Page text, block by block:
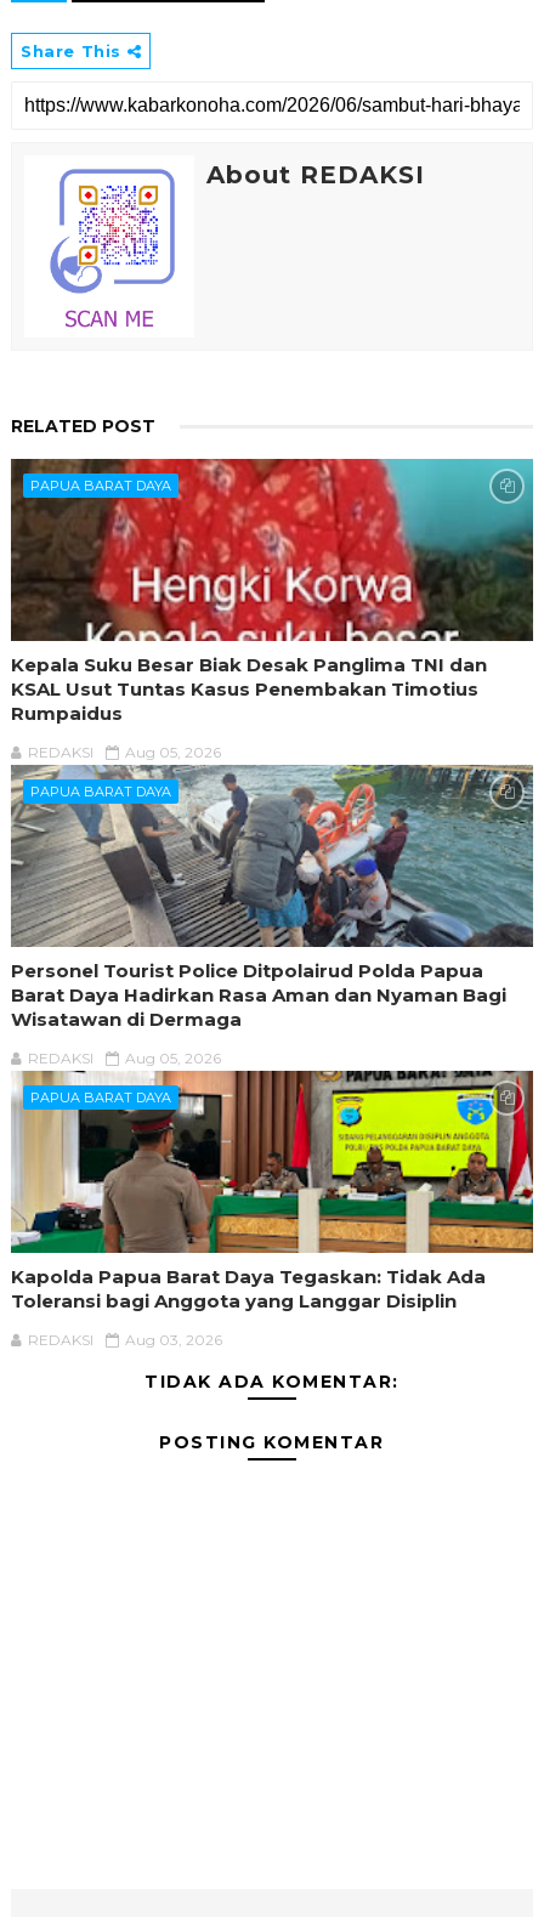
Share This
About REDAKSI
RELATED POST
PAPUA BARAT DAYA
Kepala Suku Besar Biak Desak Panglima TNI dan
KSAL Usut Tuntas Kasus Penembakan Timotius
Rumpaidus
REDAKSI Aug 05, 2026
PAPUA BARAT DAYA
Personel Tourist Police Ditpolairud Polda Papua
Barat Daya Hadirkan Rasa Aman dan Nyaman Bagi
Wisatawan di Dermaga
REDAKSI Aug 05, 2026
PAPUA BARAT DAYA
Kapolda Papua Barat Daya Tegaskan: Tidak Ada
Toleransi bagi Anggota yang Langgar Disiplin
REDAKSI Aug 03, 2026
TIDAK ADA KOMENTAR:
POSTING KOMENTAR